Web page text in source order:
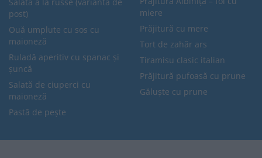
post)
Ouă umplute cu sos cu
maioneză
Ruladă aperitiv cu spanac și
șuncă
Salată de ciuperci cu
maioneză
Pastă de pește
miere
Prăjitură cu mere
Tort de zahăr ars
Tiramisu clasic italian
Prăjitură pufoasă cu prune
Găluște cu prune